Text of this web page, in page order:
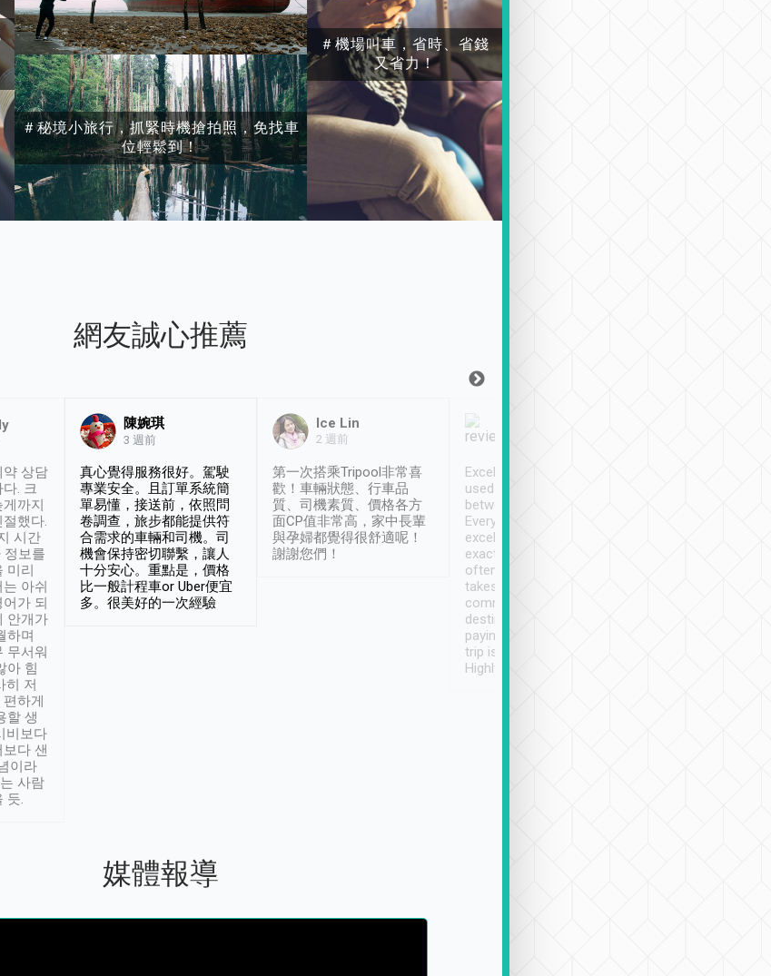
＃秘境小旅行，抓緊時機搶拍照，免找車
位輕鬆到！
＃機場叫車，省時、省錢
又省力！
網友誠心推薦
약 상담
. 크
까지
했다.
시간
정보를
미리
아쉬
가 되
안개가
하며
무서워
아 힘
히 저
하게
할 생
비보다
다 샌
이라
사람
듯.
陳婉琪
3 週前
真心覺得服務很好。駕駛
專業安全。且訂單系統簡
單易懂，接送前，依照問
卷調查，旅步都能提供符
合需求的車輛和司機。司
機會保持密切聯繫，讓人
十分安心。重點是，價格
比一般計程車or Uber便宜
多。很美好的一次經驗
Ice Lin
2 週前
第一次搭乘Tripool非常喜
歡！車輛狀態、行車品
質、司機素質、價格各方
面CP值非常高，家中長輩
與孕婦都覺得很舒適呢！
謝謝您們！
Excellent service. We have
used Tripool to travel
between cities in Taiwan.
Every driver has been
excellent and arrives
exactly on time. As there is
often limited English it
takes the difficulty out of
communicating the
destination details and
paying online prior to the
trip is very convenient.
Highly recommended
媒體報導